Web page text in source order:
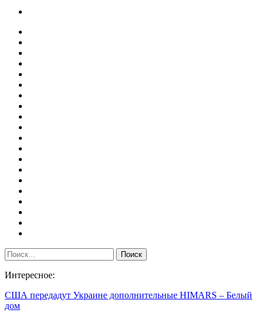
Интересное:
США передадут Украине дополнительные HIMARS – Белый
дом